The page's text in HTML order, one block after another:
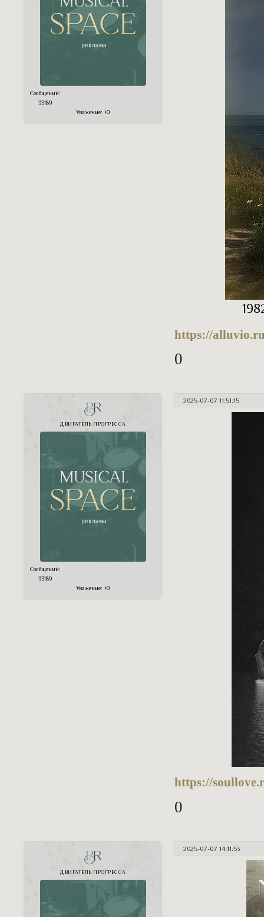
Сообщений:
33189
Уважение: +0
https://
0
2025-07-07 11:51:15
PR
ДВИГАТЕЛЬ ПРОГРЕССА
Сообщений:
33189
Уважение: +0
https://
0
2025-07-07 14:11:53
PR
ДВИГАТЕЛЬ ПРОГРЕССА